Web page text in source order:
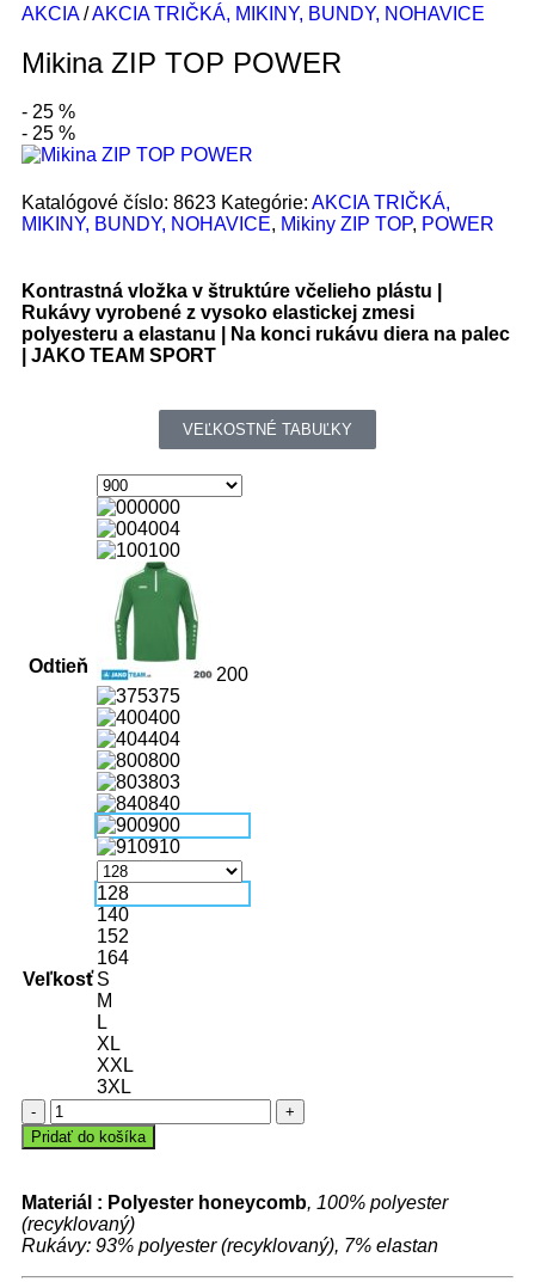
AKCIA /AKCIA TRIČKÁ, MIKINY, BUNDY, NOHAVICE
Mikina ZIP TOP POWER
- 25 %
- 25 %
Katalógové číslo: 8623 Kategórie: AKCIA TRIČKÁ,
MIKINY, BUNDY, NOHAVICE, Mikiny ZIP TOP, POWER
Kontrastná vložka v štruktúre včelieho plástu |
Rukávy vyrobené z vysoko elastickej zmesi
polyesteru a elastanu | Na konci rukávu diera na palec
| JAKO TEAM SPORT
VEĽKOSTNÉ TABUĽKY
Odtieň
000
004
100
200
375
400
404
800
803
840
900
910
Veľkosť
128
140
152
164
S
M
L
XL
XXL
3XL
Pridať do košíka
Materiál : Polyester honeycomb, 100% polyester
(recyklovaný)
Rukávy: 93% polyester (recyklovaný), 7% elastan